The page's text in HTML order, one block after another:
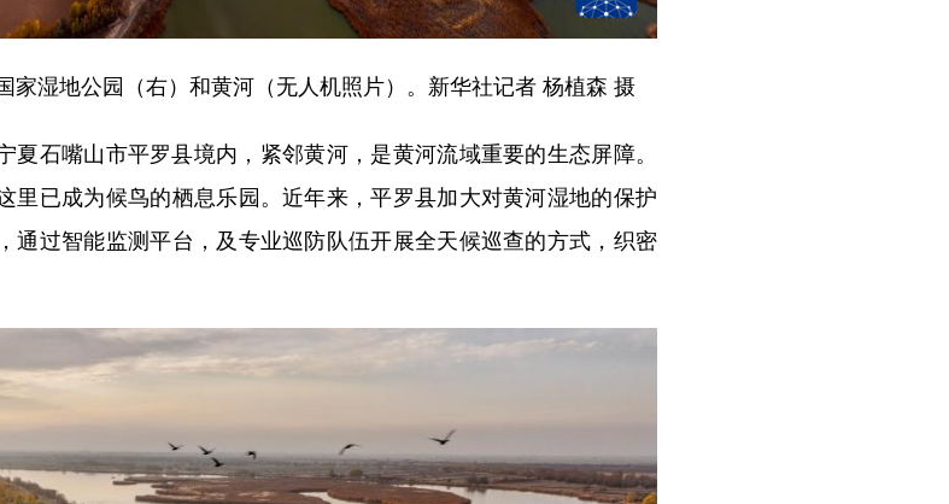
家湿地公园（右）和黄河（无人机照片）。新华社记者 杨植森 摄
石嘴山市平罗县境内，紧邻黄河，是黄河流域重要的生态屏障。
里已成为候鸟的栖息乐园。近年来，平罗县加大对黄河湿地的保护
通过智能监测平台，及专业巡防队伍开展全天候巡查的方式，织密